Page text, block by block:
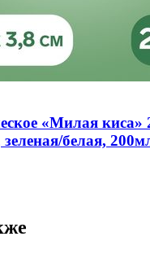
«Милая киса»
белая,